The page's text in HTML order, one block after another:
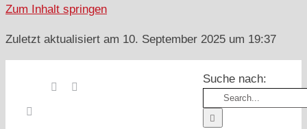
Zum Inhalt springen
Zuletzt aktualisiert am 10. September 2025 um 19:37
Suche nach: